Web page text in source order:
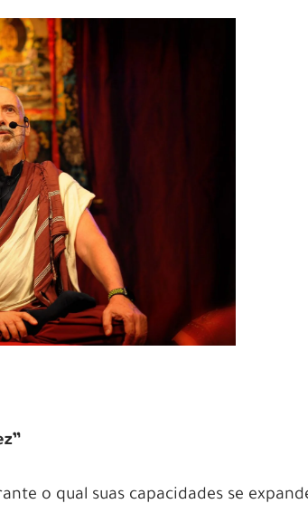
o qual suas capacidades se